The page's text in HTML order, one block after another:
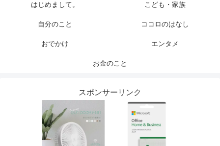
はじめまして。 こども・家族
自分のこと ココロのはなし
おでかけ エンタメ
お金のこと
スポンサーリンク